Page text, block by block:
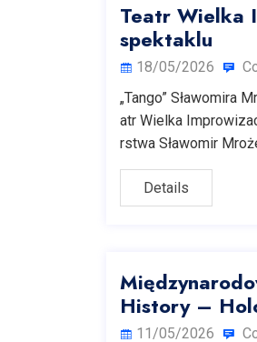
Teatr Wielka
spektaklu
18/05/2026
„Tango” Sławomira
atr Wielka
rstwa Sławomir
Details
History –
11/05/2026